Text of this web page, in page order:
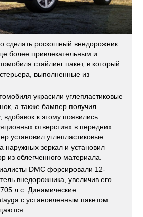
сделать роскошный внедорожник
более привлекательным и
стайлинг пакет, в который
выполненные из
украсили углепластиковые
а также бампер получил
к этому появились
отверстиях в передних
установил углепластиковые
наружных зеркал и установил
из облегченного материала.
DMC форсировали 12-
внедорожника, увеличив его
л.с. Динамические
с установленным пакетом